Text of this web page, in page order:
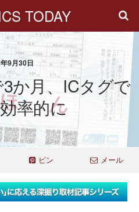
TODAY
9月30日
か月、ICタグで
率的に
ピン メール